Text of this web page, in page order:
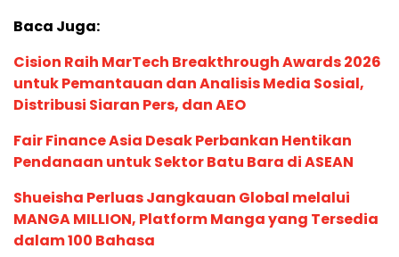
Baca Juga:
Cision Raih MarTech Breakthrough Awards 2026
untuk Pemantauan dan Analisis Media Sosial,
Distribusi Siaran Pers, dan AEO
Fair Finance Asia Desak Perbankan Hentikan
Pendanaan untuk Sektor Batu Bara di ASEAN
Shueisha Perluas Jangkauan Global melalui
MANGA MILLION, Platform Manga yang Tersedia
dalam 100 Bahasa